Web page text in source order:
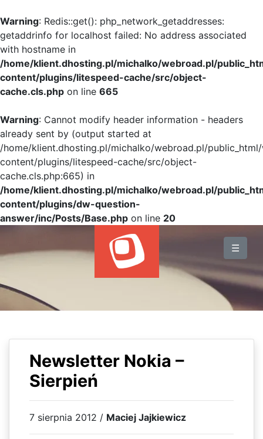
Warning: Redis::get(): php_network_getaddresses:
getaddrinfo for localhost failed: No address associated
with hostname in
/home/klient.dhosting.pl/michalko/webroad.pl/
content/plugins/litespeed-cache/src/object-
cache.cls.php on line 665
Warning: Cannot modify header information - headers
already sent by (output started at
/home/klient.dhosting.pl/michalko/webroad.pl/
content/plugins/litespeed-cache/src/object-
cache.cls.php:665) in
/home/klient.dhosting.pl/michalko/webroad.pl/
content/plugins/dw-question-
answer/inc/Posts/Base.php on line 20
☰
BLOG
WYDARZENIA
HOSTING
Newsletter Nokia –
Sierpień
7 sierpnia 2012 / Maciej Jajkiewicz